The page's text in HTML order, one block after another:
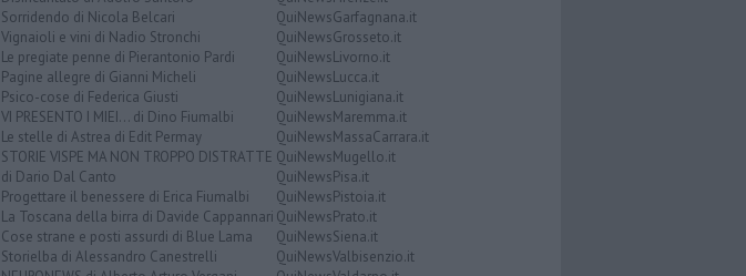
Sorridendo di Nicola Belcari
Vignaioli e vini di Nadio Stronchi
Le pregiate penne di Pierantonio Pardi
Pagine allegre di Gianni Micheli
Psico-cose di Federica Giusti
VI PRESENTO I MIEI... di Dino Fiumalbi
Le stelle di Astrea di Edit Permay
STORIE VISPE MA NON TROPPO DISTRATTE
di Dario Dal Canto
Progettare il benessere di Erica Fiumalbi
La Toscana della birra di Davide Cappannari
Cose strane e posti assurdi di Blue Lama
Storielba di Alessandro Canestrelli
QuiNewsGarfagnana.it
QuiNewsGrosseto.it
QuiNewsLivorno.it
QuiNewsLucca.it
QuiNewsLunigiana.it
QuiNewsMaremma.it
QuiNewsMassaCarrara.it
QuiNewsMugello.it
QuiNewsPisa.it
QuiNewsPistoia.it
QuiNewsPrato.it
QuiNewsSiena.it
QuiNewsValbisenzio.it